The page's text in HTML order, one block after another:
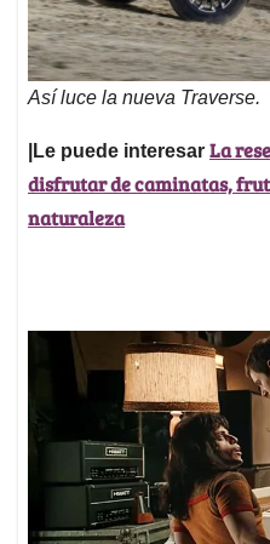
Así luce la nueva Traverse.
|Le puede interesar La
disfrutar de caminatas,
naturaleza